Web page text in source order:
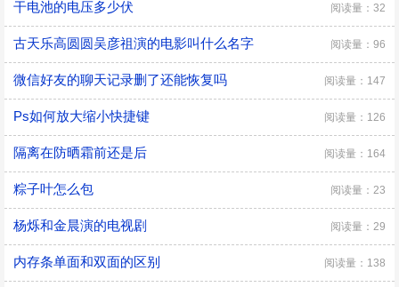
干电池的电压多少伏 阅读量：32
古天乐高圆圆吴彦祖演的电影叫什么名字 阅读量：96
微信好友的聊天记录删了还能恢复吗 阅读量：147
Ps如何放大缩小快捷键 阅读量：126
隔离在防晒霜前还是后 阅读量：164
粽子叶怎么包 阅读量：23
杨烁和金晨演的电视剧 阅读量：29
内存条单面和双面的区别 阅读量：138